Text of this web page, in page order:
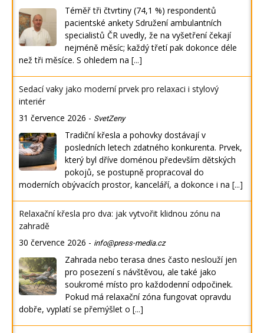
Téměř tři čtvrtiny (74,1 %) respondentů
pacientské ankety Sdružení ambulantních
specialistů ČR uvedly, že na vyšetření čekají
nejméně měsíc; každý třetí pak dokonce déle
než tři měsíce. S ohledem na [...]
Sedací vaky jako moderní prvek pro relaxaci i stylový
interiér
31 července 2026 - SvetZeny
Tradiční křesla a pohovky dostávají v
posledních letech zdatného konkurenta. Prvek,
který byl dříve doménou především dětských
pokojů, se postupně propracoval do
moderních obývacích prostor, kanceláří, a dokonce i na [...]
Relaxační křesla pro dva: jak vytvořit klidnou zónu na
zahradě
30 července 2026 - info@press-media.cz
Zahrada nebo terasa dnes často neslouží jen
pro posezení s návštěvou, ale také jako
soukromé místo pro každodenní odpočinek.
Pokud má relaxační zóna fungovat opravdu
dobře, vyplatí se přemýšlet o [...]